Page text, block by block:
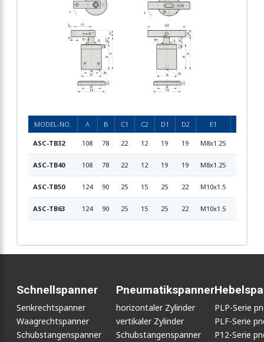
MODEL-NO. A B C1 C2 D1 D2 E1
ASC-TB32 108 78 22 12 19 19 M8x1.25
ASC-TB40 108 78 22 12 19 19 M8x1.25
ASC-TB50 124 90 25 15 25 22 M10x1.5
ASC-TB63 124 90 25 15 25 22 M10x1.5
Schnellspanner
Senkrechtspanner
Waagrechtspanner
Schubstangenspanner
Pneumatikspanner
horizontaler Zylinder
vertikaler Zylinder
Schubstangenspanner
PLP-Serie
PLF-Serie
P12-Serie